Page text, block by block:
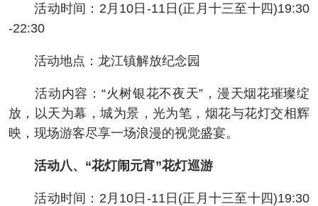
活动时间：2月10日-11日(正月十三至十四)19:30
-22:30
活动地点：龙江镇解放纪念园
活动内容：“火树银花不夜天”，漫天烟花璀璨绽
放，以天为幕，城为景，光为笔，烟花与花灯交相辉
映，现场游客尽享一场浪漫的视觉盛宴。
活动八、“花灯闹元宵”花灯巡游
活动时间：2月10日-11日(正月十三至十四)19:30